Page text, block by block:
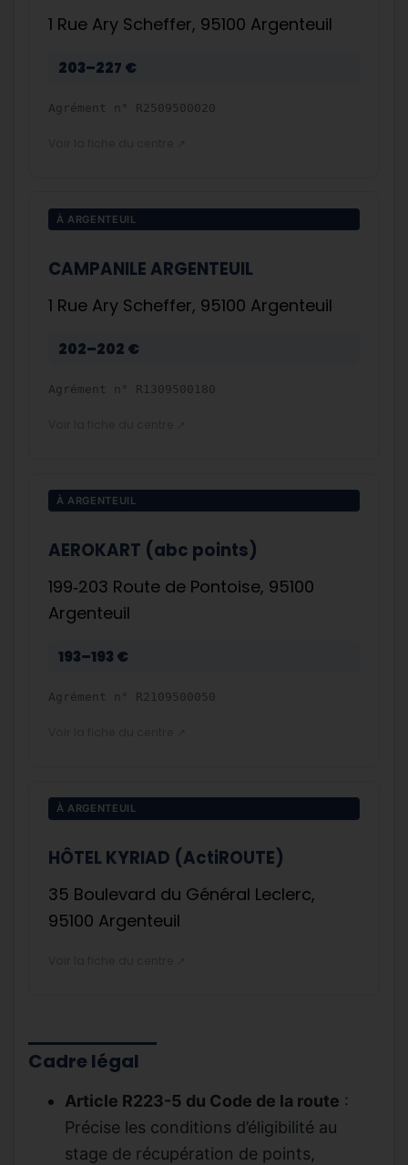
1 Rue Ary Scheffer, 95100 Argenteuil
203–227 €
Agrément n° R2509500020
À ARGENTEUIL
CAMPANILE ARGENTEUIL
1 Rue Ary Scheffer, 95100 Argenteuil
202–202 €
Agrément n° R1309500180
À ARGENTEUIL
AEROKART (abc points)
199‑203 Route de Pontoise, 95100
Argenteuil
193–193 €
Agrément n° R2109500050
À ARGENTEUIL
HÔTEL KYRIAD (ActiROUTE)
35 Boulevard du Général Leclerc,
95100 Argenteuil
Cadre légal
Article R223-5 du Code de la route :
Précise les conditions d’éligibilité au
stage de récupération de points,